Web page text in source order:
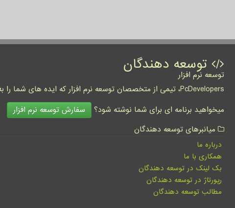
توسعه دهندگان
توسعه نرم افزار
PcDevelopers، تیمی از متخصصان توسعه نرم افزار که ایده های شما را به واقعیت تبدیل نموده و کسب و کار شما را متحول می کنند.
میخواهید برنامه ای برای شما نوشته شود؟
سفارش توسعه نرم افزار
میانبرهای توسعه دهندگان
درباره ما
همکاری با ما
بک لینک در توسعه دهندگان
رپورتاژ در توسعه دهندگان
مطالب توسعه دهندگان